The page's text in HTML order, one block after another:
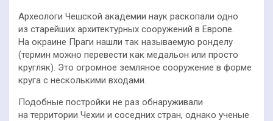
Археологи Чешской академии наук раскопали одно
из старейших архитектурных сооружений в Европе.
На окраине Праги нашли так называемую ронделу
(термин можно перевести как медальон или просто
кругляк). Это огромное земляное сооружение в форме
круга с несколькими входами.
Подобные постройки не раз обнаруживали
на территории Чехии и соседних стран, однако ученые